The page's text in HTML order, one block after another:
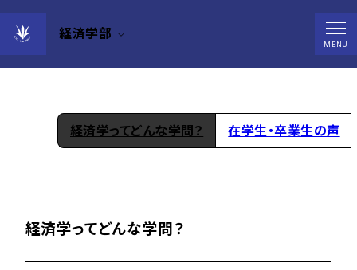
経済学部
MENU
高校生の皆さんへ
経済学ってどんな学問？ 在学生・卒業生の声
経済学ってどんな学問？